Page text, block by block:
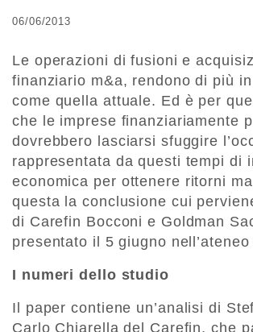
06/06/2013
Le operazioni di fusioni e
finanziario m&a, rendono di più
come quella attuale. Ed è per
che le imprese finanziariamente
dovrebbero lasciarsi sfuggire
rappresentata da questi tempi di
economica per ottenere ritorni
questa la conclusione cui
di Carefin Bocconi e Goldman
presentato il 5 giugno
I numeri dello studio
Il paper contiene un’analisi di
Carlo Chiarella del Carefin, che